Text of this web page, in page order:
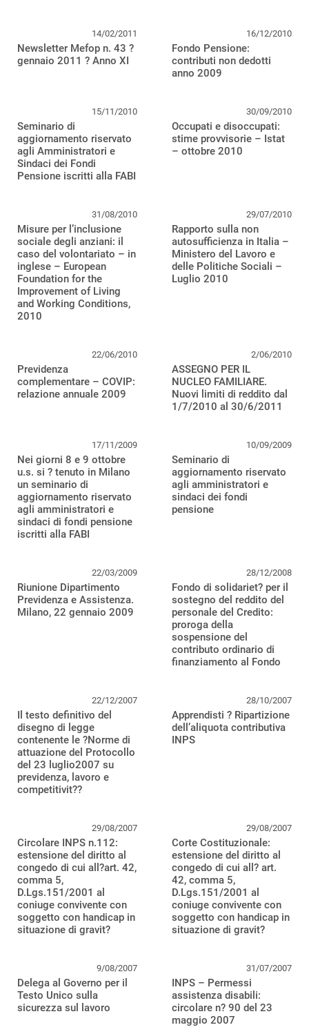
14/02/2011
Newsletter Mefop n. 43 ?
gennaio 2011 ? Anno XI
16/12/2010
Fondo Pensione:
contributi non dedotti
anno 2009
15/11/2010
Seminario di
aggiornamento riservato
agli Amministratori e
Sindaci dei Fondi
Pensione iscritti alla FABI
30/09/2010
Occupati e disoccupati:
stime provvisorie – Istat
– ottobre 2010
31/08/2010
Misure per l’inclusione
sociale degli anziani: il
caso del volontariato – in
inglese – European
Foundation for the
Improvement of Living
and Working Conditions,
2010
29/07/2010
Rapporto sulla non
autosufficienza in Italia –
Ministero del Lavoro e
delle Politiche Sociali –
Luglio 2010
22/06/2010
Previdenza
complementare – COVIP:
relazione annuale 2009
2/06/2010
ASSEGNO PER IL
NUCLEO FAMILIARE.
Nuovi limiti di reddito dal
1/7/2010 al 30/6/2011
17/11/2009
Nei giorni 8 e 9 ottobre
u.s. si ? tenuto in Milano
un seminario di
aggiornamento riservato
agli amministratori e
sindaci di fondi pensione
iscritti alla FABI
10/09/2009
Seminario di
aggiornamento riservato
agli amministratori e
sindaci dei fondi
pensione
22/03/2009
Riunione Dipartimento
Previdenza e Assistenza.
Milano, 22 gennaio 2009
28/12/2008
Fondo di solidariet? per il
sostegno del reddito del
personale del Credito:
proroga della
sospensione del
contributo ordinario di
finanziamento al Fondo
22/12/2007
Il testo definitivo del
disegno di legge
contenente le ?Norme di
attuazione del Protocollo
del 23 luglio2007 su
previdenza, lavoro e
competitivit??
28/10/2007
Apprendisti ? Ripartizione
dell’aliquota contributiva
INPS
29/08/2007
Circolare INPS n.112:
estensione del diritto al
congedo di cui all?art. 42,
comma 5,
D.Lgs.151/2001 al
coniuge convivente con
soggetto con handicap in
situazione di gravit?
29/08/2007
Corte Costituzionale:
estensione del diritto al
congedo di cui all? art.
42, comma 5,
D.Lgs.151/2001 al
coniuge convivente con
soggetto con handicap in
situazione di gravit?
9/08/2007
Delega al Governo per il
Testo Unico sulla
sicurezza sul lavoro
31/07/2007
INPS – Permessi
assistenza disabili:
circolare n? 90 del 23
maggio 2007